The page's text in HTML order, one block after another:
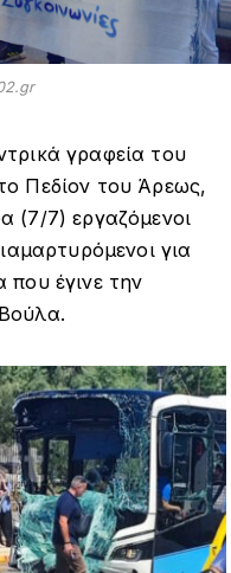
γραφεία του
Πεδίον του Άρεως,
(7/7) εργαζόμενοι
για
έγινε την